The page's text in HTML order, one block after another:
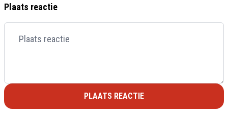
Plaats reactie
PLAATS REACTIE